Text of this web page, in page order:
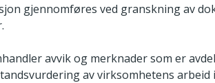
gjennomføres ved granskning av
avvik og merknader som er
av virksomhetens